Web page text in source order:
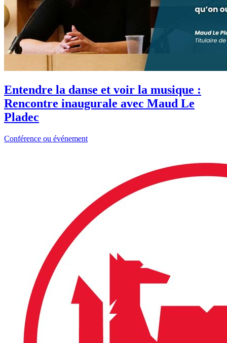
Entendre la danse et voir la musique :
Rencontre inaugurale avec Maud Le
Pladec
Conférence ou événement